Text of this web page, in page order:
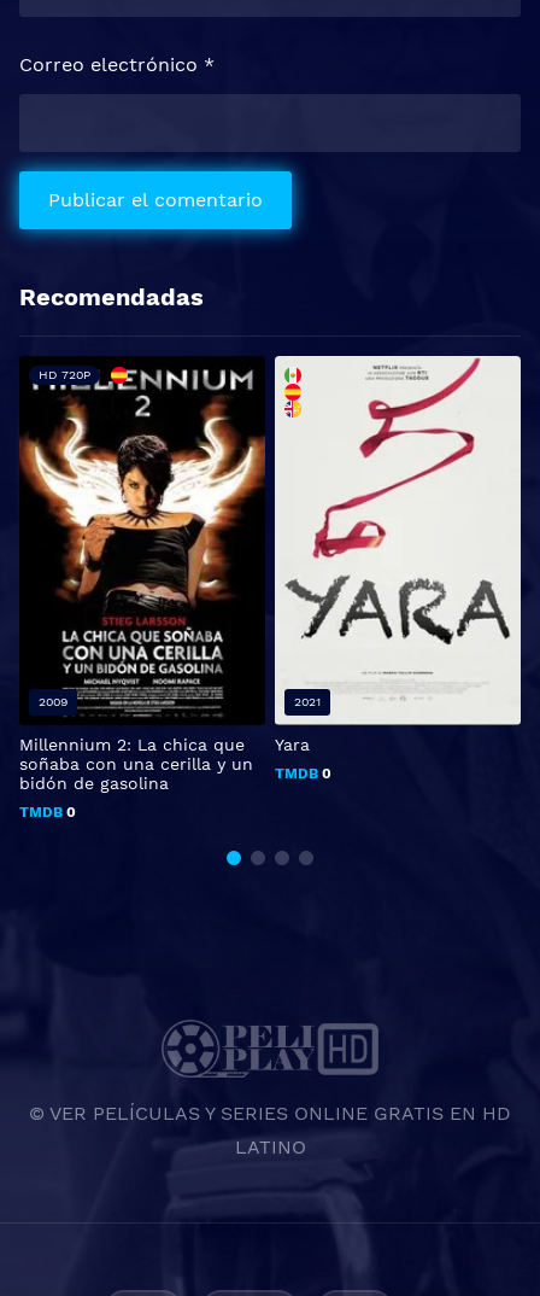
Correo electrónico *
Recomendadas
Millennium 2: La chica que
soñaba con una cerilla y un
bidón de gasolina
TMDB 0
HD 720P
2009
Yara
TMDB 0
2021
© VER PELÍCULAS Y SERIES ONLINE GRATIS EN HD
LATINO